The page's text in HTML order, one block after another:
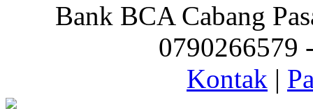
Bank BCA Cabang
0790266579
Kontak |